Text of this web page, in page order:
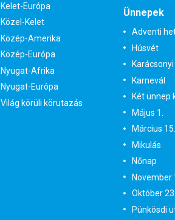
Kelet-Európa
Közel-Kelet
Közép-Amerika
Közép-Európa
Nyugat-Afrika
Nyugat-Európa
Világ körüli körutazás
Ünnepek
Adventi
Húsvét
Karnevál
Két ünnep
Május 1.
Március 15.
Mikulás
Nőnap
November
Október 23.
Pünkösdi